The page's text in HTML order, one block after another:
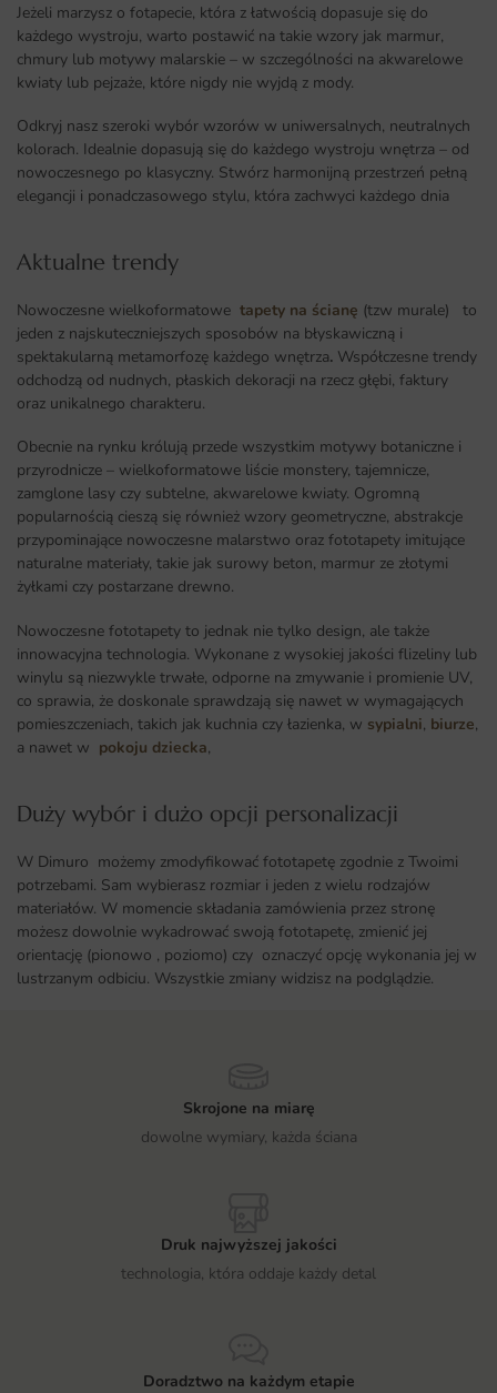
Jeżeli marzysz o fotapecie, która z łatwością dopasuje się do
każdego wystroju, warto postawić na takie wzory jak marmur,
chmury lub motywy malarskie – w szczególności na akwarelowe
kwiaty lub pejzaże, które nigdy nie wyjdą z mody.
Odkryj nasz szeroki wybór wzorów w uniwersalnych, neutralnych
kolorach. Idealnie dopasują się do każdego wystroju wnętrza – od
nowoczesnego po klasyczny. Stwórz harmonijną przestrzeń pełną
elegancji i ponadczasowego stylu, która zachwyci każdego dnia
Aktualne trendy​
Nowoczesne wielkoformatowe tapety na ścianę (tzw murale) to
jeden z najskuteczniejszych sposobów na błyskawiczną i
spektakularną metamorfozę każdego wnętrza. Współczesne trendy
odchodzą od nudnych, płaskich dekoracji na rzecz głębi, faktury
oraz unikalnego charakteru.
Obecnie na rynku królują przede wszystkim motywy botaniczne i
przyrodnicze – wielkoformatowe liście monstery, tajemnicze,
zamglone lasy czy subtelne, akwarelowe kwiaty. Ogromną
popularnością cieszą się również wzory geometryczne, abstrakcje
przypominające nowoczesne malarstwo oraz fototapety imitujące
naturalne materiały, takie jak surowy beton, marmur ze złotymi
żyłkami czy postarzane drewno.
Nowoczesne fototapety to jednak nie tylko design, ale także
innowacyjna technologia. Wykonane z wysokiej jakości flizeliny lub
winylu są niezwykle trwałe, odporne na zmywanie i promienie UV,
co sprawia, że doskonale sprawdzają się nawet w wymagających
pomieszczeniach, takich jak kuchnia czy łazienka, w sypialni, biurze,
a nawet w pokoju dziecka,
Duży wybór i dużo opcji personalizacji ​
W Dimuro możemy zmodyfikować fototapetę zgodnie z Twoimi
potrzebami. Sam wybierasz rozmiar i jeden z wielu rodzajów
materiałów. W momencie składania zamówienia przez stronę
możesz dowolnie wykadrować swoją fototapetę, zmienić jej
orientację (pionowo , poziomo) czy oznaczyć opcję wykonania jej w
lustrzanym odbiciu. Wszystkie zmiany widzisz na podglądzie.
Skrojone na miarę
dowolne wymiary, każda ściana
Druk najwyższej jakości
technologia, która oddaje każdy detal
Doradztwo na każdym etapie